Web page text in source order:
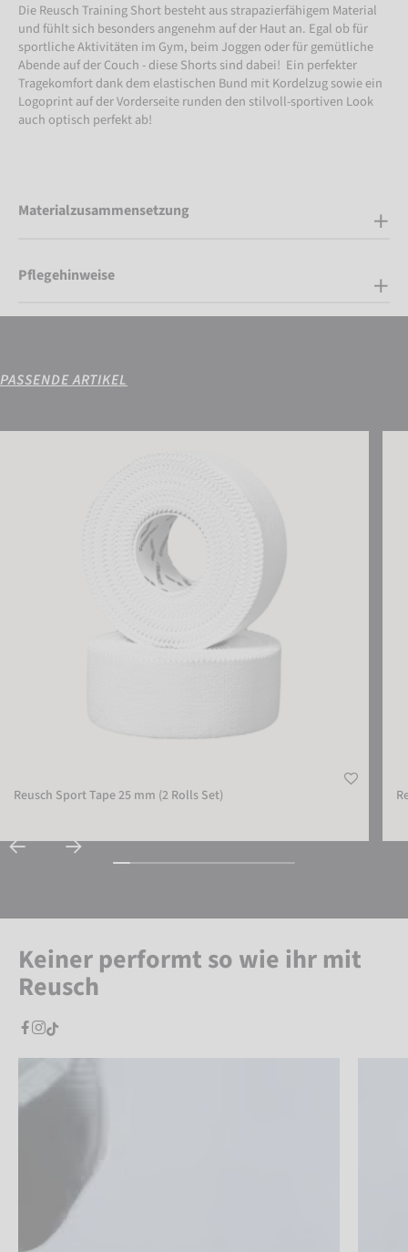
Die Reusch Training Short besteht aus strapazierfähigem Material
und fühlt sich besonders angenehm auf der Haut an. Egal ob für
sportliche Aktivitäten im Gym, beim Joggen oder für gemütliche
Abende auf der Couch - diese Shorts sind dabei! Ein perfekter
Tragekomfort dank dem elastischen Bund mit Kordelzug sowie ein
Logoprint auf der Vorderseite runden den stilvoll-sportiven Look
auch optisch perfekt ab!
Materialzusammensetzung
Pflegehinweise
PASSENDE ARTIKEL
Reusch Sport Tape 25 mm (2 Rolls Set)
Keiner performt so wie ihr mit
Reusch